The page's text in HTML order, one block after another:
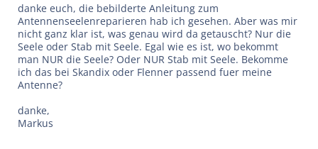
danke euch, die bebilderte Anleitung zum
Antennenseelenreparieren hab ich gesehen. Aber was mir
nicht ganz klar ist, was genau wird da getauscht? Nur die
Seele oder Stab mit Seele. Egal wie es ist, wo bekommt
man NUR die Seele? Oder NUR Stab mit Seele. Bekomme
ich das bei Skandix oder Flenner passend fuer meine
Antenne?
danke,
Markus